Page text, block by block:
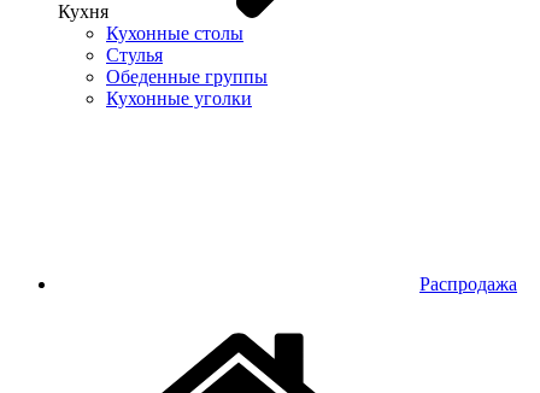
Кухня
Кухонные столы
Стулья
Обеденные группы
Кухонные уголки
Распродажа